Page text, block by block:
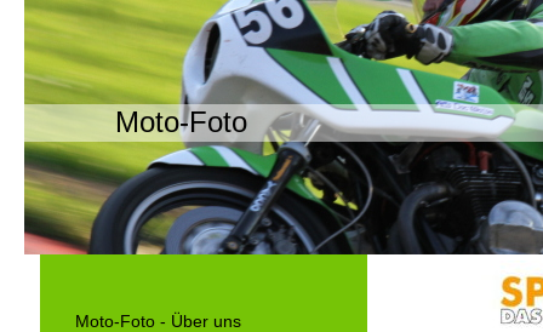
Moto-Foto
Moto-Foto - Über uns